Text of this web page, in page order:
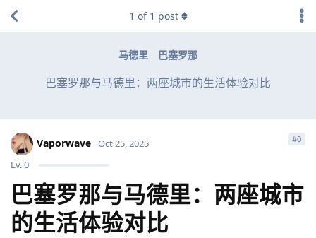
马德里 巴塞罗那
巴塞罗那与马德里：两座城市的生活体验对比
1 of 1 post
Vaporwave
Lv.0
Oct 25, 2025 #0
巴塞罗那与马德里：两座城市
的生活体验对比